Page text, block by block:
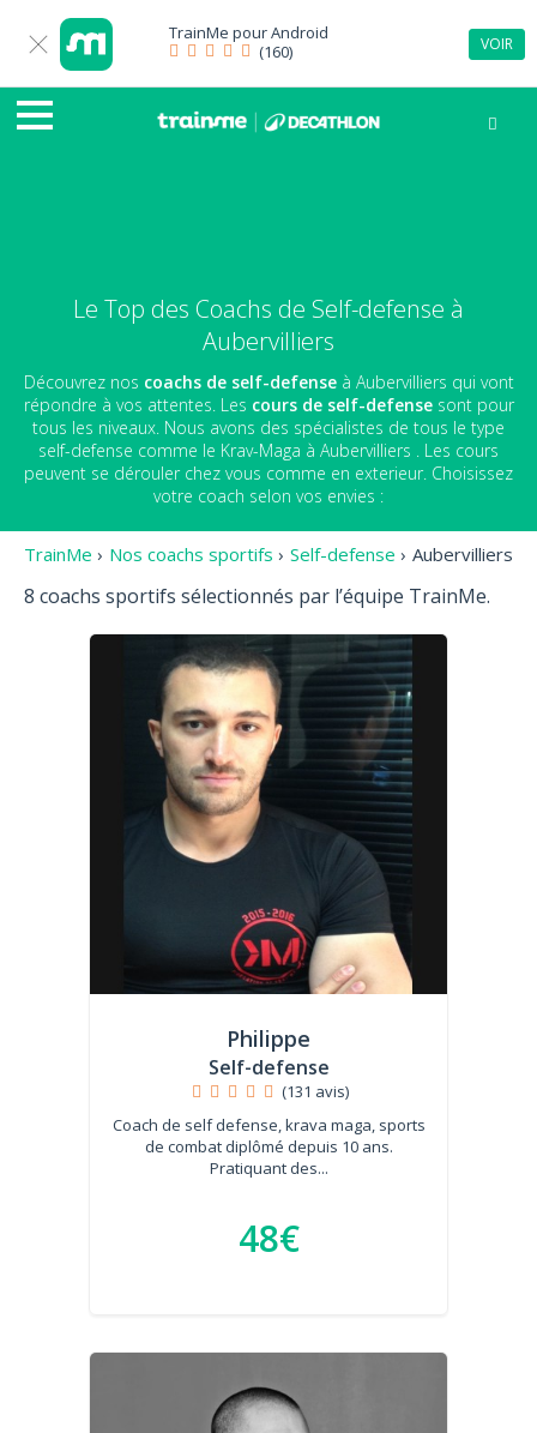
TrainMe pourAndroid
(160)
VOIR
Le Top des Coachs de Self-defense à
Aubervilliers
Découvrez nos coachs de self-defenseà Aubervilliers qui vont
répondre à vos attentes. Les cours de self-defensesont pour
tous les niveaux. Nous avons des spécialistes de tous le type
self-defense comme le Krav-Maga à Aubervilliers . Les cours
peuvent se dérouler chez vous comme en exterieur. Choisissez
votre coach selon vos envies :
TrainMe › Nos coachs sportifs › Self-defense › Aubervilliers
8 coachs sportifs sélectionnés par l’équipe TrainMe.
Philippe
Self-defense
(131 avis)
Coach de self defense, krava maga, sports
de combat diplômé depuis 10 ans.
Pratiquant des...
48€